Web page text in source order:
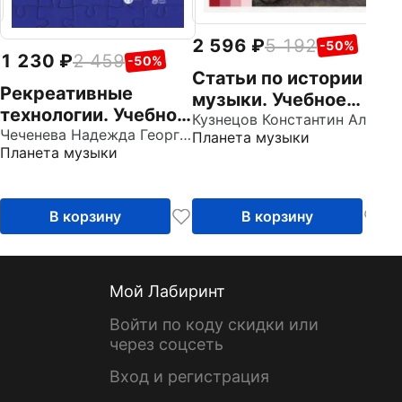
1 230 2 459 -50%
Рекреативные
технологии. Учебно-
методическое
пособие
Чеченева Надежда Георгиевна
Планета музыки
В корзину
2 596 5 192 -50%
Статьи по истории
музыки. Учебное
пособие
Планета музыки
В корзину
Мой Лабиринт
Войти по коду скидки или
через соцсеть
Вход и регистрация